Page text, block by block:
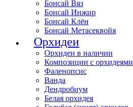
Бонсай Вяз
Бонсай Инжир
Бонсай Клён
Бонсай Метасеквойя
Орхидеи
Орхидеи в наличии
Композиции с орхидеями
Фаленопсис
Ванда
Дендробиум
Белая орхидея